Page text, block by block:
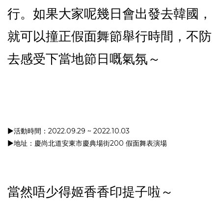
行。如果大家呢幾日會出發去韓國，
就可以撞正假面舞節舉行時間，不防
去感受下當地節日嘅氣氛～
▶︎活動時間：2022.09.29 ~ 2022.10.03
▶︎地址：慶尚北道安東市慶典場街200 假面舞表演場
當然唔少得姬香香印提子啦～